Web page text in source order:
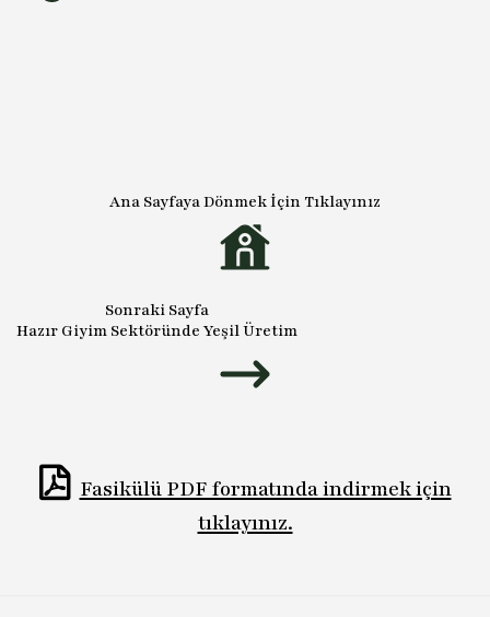
Ana Sayfaya Dönmek İçin Tıklayınız
Sonraki Sayfa
Hazır Giyim Sektöründe Yeşil Üretim
Fasikülü PDF formatında indirmek için
tıklayınız.